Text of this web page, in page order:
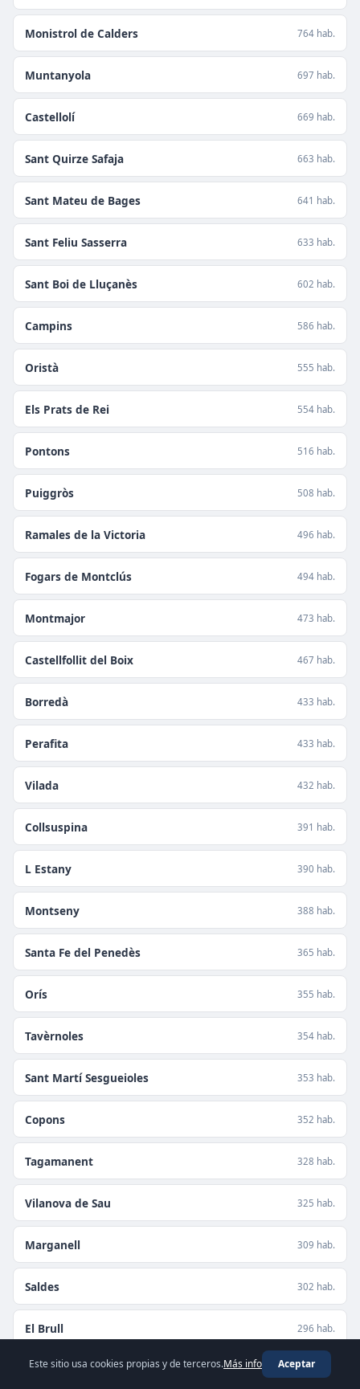
Monistrol de Calders 764 hab.
Muntanyola 697 hab.
Castellolí 669 hab.
Sant Quirze Safaja 663 hab.
Sant Mateu de Bages 641 hab.
Sant Feliu Sasserra 633 hab.
Sant Boi de Lluçanès 602 hab.
Campins 586 hab.
Oristà 555 hab.
Els Prats de Rei 554 hab.
Pontons 516 hab.
Puiggròs 508 hab.
Ramales de la Victoria 496 hab.
Fogars de Montclús 494 hab.
Montmajor 473 hab.
Castellfollit del Boix 467 hab.
Borredà 433 hab.
Perafita 433 hab.
Vilada 432 hab.
Collsuspina 391 hab.
L Estany 390 hab.
Montseny 388 hab.
Santa Fe del Penedès 365 hab.
Orís 355 hab.
Tavèrnoles 354 hab.
Sant Martí Sesgueioles 353 hab.
Copons 352 hab.
Tagamanent 328 hab.
Vilanova de Sau 325 hab.
Marganell 309 hab.
Saldes 302 hab.
El Brull 296 hab.
Aguilar de Segarra 292 hab.
Este sitio usa cookies propias y de terceros.Más info Aceptar